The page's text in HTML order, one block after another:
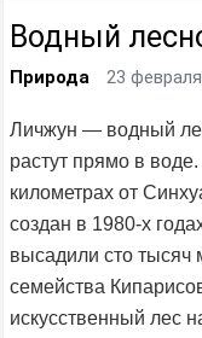
Водный
Природа 23
Личжун — водный
растут прямо в
километрах от
создан в 1980-х
высадили сто тысяч
семейства
искусственный лес